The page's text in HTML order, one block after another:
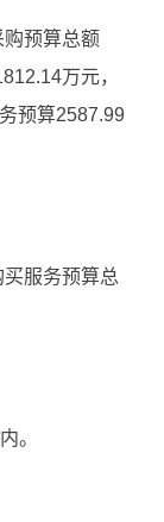
预算总额
万元，
预算2587.99
服务预算总
。